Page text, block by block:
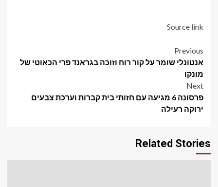
Source link
Post
navigation
Previous
אנטונלי שומר על קור רוח וזוכה בגראנד פרי הכאוטי של
מונקו
Next
פרסונה 6 מגיעה עם חזותי בית קברות וערכת צבעים
ירוקה רעילה
Related Stories